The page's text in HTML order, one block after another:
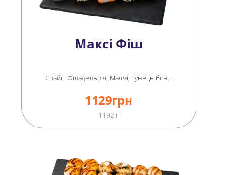
Максі Фіш
Спайсі Філадельфія, Маямі, Тунець боніто, Фелікс Лосось
1129грн
1192 г